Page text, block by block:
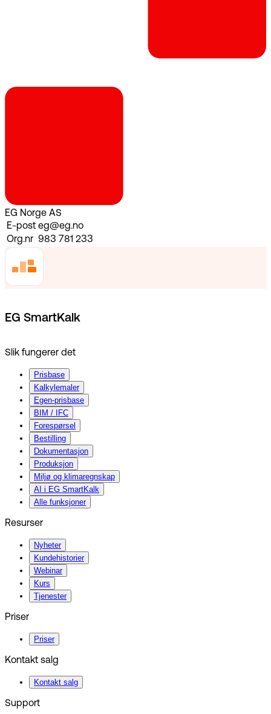
EG Norge AS
E-post eg@eg.no
Org.nr 983 781 233
EG SmartKalk
Slik fungerer det
Prisbase
Kalkylemaler
Egen-prisbase
BIM / IFC
Forespørsel
Bestilling
Dokumentasjon
Produksjon
Miljø og klimaregnskap
AI i EG SmartKalk
Alle funksjoner
Resurser
Nyheter
Kundehistorier
Webinar
Kurs
Tjenester
Priser
Priser
Kontakt salg
Kontakt salg
Support